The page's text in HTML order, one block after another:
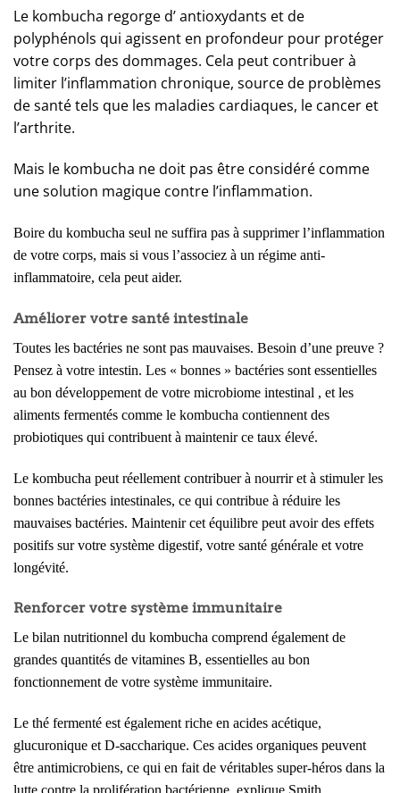
Le kombucha regorge d’antioxydants etde
polyphénols qui agissent en profondeur pour protéger
votre corps des dommages. Cela peut contribuer à
limiter l’inflammation chronique, source de problèmes
de santé tels que les maladies cardiaques, le cancer et
l’arthrite.
Mais le kombucha ne doit pas être considéré comme
une solution magique contre l’inflammation.
Boire du kombucha seul ne suffira pas à supprimer l’inflammation
de votre corps, mais si vous l’associez à un régime anti-
inflammatoire, cela peut aider.
Améliorer votre santé intestinale
Toutes les bactéries ne sont pas mauvaises. Besoin d’une preuve ?
Pensez à votre intestin. Les « bonnes » bactéries sont essentielles
au bon développement de votre microbiome intestinal , et les
aliments fermentés comme le kombucha contiennent des
probiotiques qui contribuent à maintenir ce taux élevé.
Le kombucha peut réellement contribuer à nourrir et à stimuler les
bonnes bactéries intestinales, ce qui contribue à réduire les
mauvaises bactéries. Maintenir cet équilibre peut avoir des effets
positifs sur votre système digestif, votre santé générale et votre
longévité.
Renforcer votre système immunitaire
Le bilan nutritionnel du kombucha comprend également de
grandes quantités de vitamines B, essentielles au bon
fonctionnement de votre système immunitaire.
Le thé fermenté est également riche en acides acétique,
glucuronique et D-saccharique. Ces acides organiques peuvent
être antimicrobiens, ce qui en fait de véritables super-héros dans la